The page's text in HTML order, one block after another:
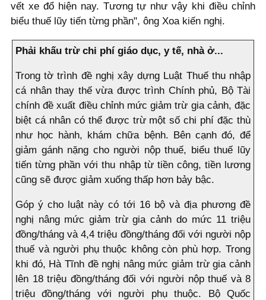
vết xe đổ hiện nay. Tương tự như vậy khi điều chỉnh
biểu thuế lũy tiến từng phần", ông Xoa kiến nghị.
Phải khấu trừ chi phí giáo dục, y tế, nhà ở...
Trong tờ trình đề nghị xây dựng Luật Thuế thu nhập
cá nhân thay thế vừa được trình Chính phủ, Bộ Tài
chính đề xuất điều chỉnh mức giảm trừ gia cảnh, đặc
biệt cá nhân có thể được trừ một số chi phí đặc thù
như học hành, khám chữa bệnh. Bên cạnh đó, để
giảm gánh nặng cho người nộp thuế, biểu thuế lũy
tiến từng phần với thu nhập từ tiền công, tiền lương
cũng sẽ được giảm xuống thấp hơn bảy bậc.
Góp ý cho luật này có tới 16 bộ và địa phương đề
nghị nâng mức giảm trừ gia cảnh do mức 11 triệu
đồng/tháng và 4,4 triệu đồng/tháng đối với người nộp
thuế và người phụ thuộc không còn phù hợp. Trong
khi đó, Hà Tĩnh đề nghị nâng mức giảm trừ gia cảnh
lên 18 triệu đồng/tháng đối với người nộp thuế và 8
triệu đồng/tháng với người phụ thuộc. Bộ Quốc